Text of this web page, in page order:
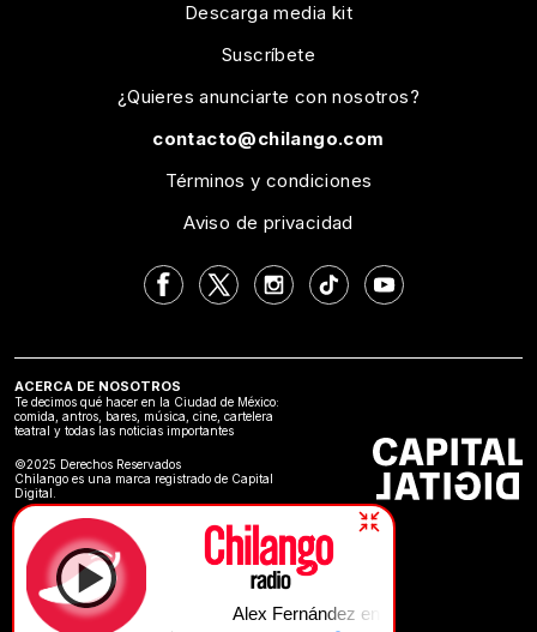
Alex Fernández en Chilango
Descarga media kit
Suscríbete
¿Quieres anunciarte con nosotros?
contacto@chilango.com
Términos y condiciones
Aviso de privacidad
ACERCA DE NOSOTROS
Te decimos qué hacer en la Ciudad de México:
comida, antros, bares, música, cine, cartelera
teatral y todas las noticias importantes
©2025 Derechos Reservados
Chilango es una marca registrado de Capital
Digital.